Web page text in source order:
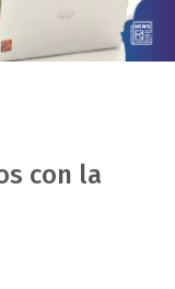
con la